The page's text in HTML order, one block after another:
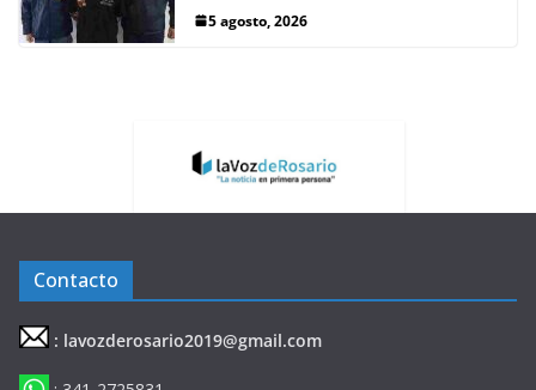
5 agosto, 2026
Contacto
: lavozderosario2019@gmail.com